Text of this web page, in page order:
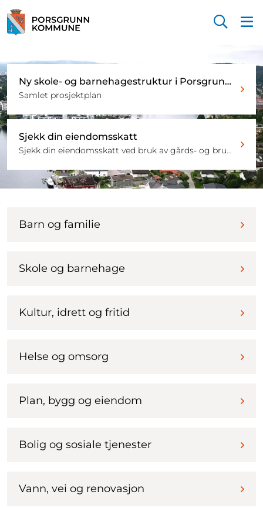
Ny skole- og barnehagestruktur i Porsgrunn kommune
Samlet prosjektplan
Sjekk din eiendomsskatt
Sjekk din eiendomsskatt ved bruk av gårds- og bruksnummer.
Barn og familie
Skole og barnehage
Kultur, idrett og fritid
Helse og omsorg
Plan, bygg og eiendom
Bolig og sosiale tjenester
Vann, vei og renovasjon